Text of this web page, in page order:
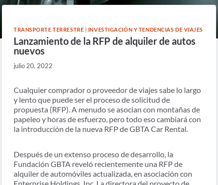
TRANSPORTE TERRESTRE INVESTIGACIÓN Y TENDENCIAS DE VIAJES
Lanzamiento de la RFP de alquiler de autos
nuevos
julio 20, 2022
Cualquier comprador o proveedor de viajes sabe lo largo
y lento que puede ser el proceso de solicitud de
propuesta (RFP). A menudo se asocian con montañas de
papeleo y horas de esfuerzo, pero todo eso cambiará con
la introducción de la nueva RFP de GBTA Car Rental.
Después de un extenso proceso de desarrollo, la
Fundación GBTA reveló recientemente una RFP de
alquiler de automóviles actualizada, en asociación con
Enterprise Holdings, Inc. La directora del proyecto de